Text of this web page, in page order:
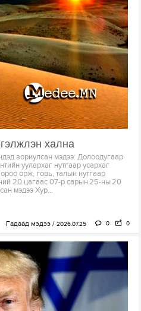
хална
зориулсан мэдээ: Долоодугаар
уулархаг нутгаар усархаг
орж, говь, талын нутгаар
20 цагаас 07-р сарын 25-ны 20
мэдээ Хур...
Гадаад мэдээ 2026.07.25 0 0